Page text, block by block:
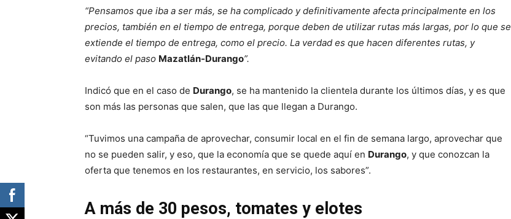
“Pensamos que iba a ser más, se ha complicado y definitivamente afecta principalmente en los
precios, también en el tiempo de entrega, porque deben de utilizar rutas más largas, por lo que se
extiende el tiempo de entrega, como el precio. La verdad es que hacen diferentes rutas, y
evitando el paso Mazatlán-Durango”.
Indicó que en el caso de Durango, se ha mantenido la clientela durante los últimos días, y es que
son más las personas que salen, que las que llegan a Durango.
“Tuvimos una campaña de aprovechar, consumir local en el fin de semana largo, aprovechar que
no se pueden salir, y eso, que la economía que se quede aquí en Durango, y que conozcan la
oferta que tenemos en los restaurantes, en servicio, los sabores”.
A más de 30 pesos, tomates y elotes